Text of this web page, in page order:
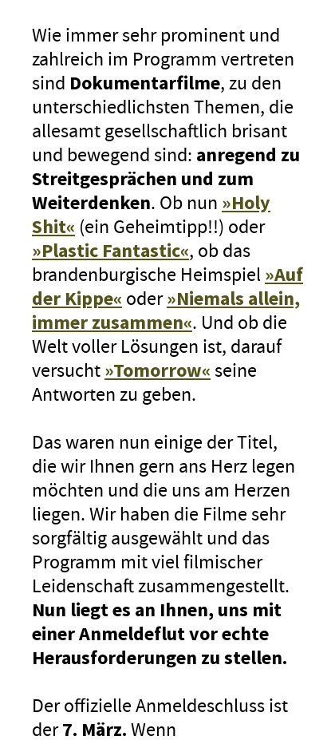
Wie immer sehr prominent und
zahlreich im Programm vertreten
sind Dokumentarfilme, zu den
unterschiedlichsten Themen, die
allesamt gesellschaftlich brisant
und bewegend sind: anregend zu
Streitgesprächen und zum
Weiterdenken. Ob nun »Holy
Shit« (ein Geheimtipp!!) oder
»Plastic Fantastic«, ob das
brandenburgische Heimspiel»Auf
der Kippe« oder»Niemals allein,
immer zusammen«. Und ob die
Welt voller Lösungen ist, darauf
versucht»Tomorrow« seine
Antworten zu geben.
Das waren nun einige der Titel,
die wir Ihnen gern ans Herz legen
möchten und die uns am Herzen
liegen. Wir haben die Filme sehr
sorgfältig ausgewählt und das
Programm mit viel filmischer
Leidenschaft zusammengestellt.
Nun liegt es an Ihnen, uns mit
einer Anmeldeflut vor echte
Herausforderungen zu stellen.
Der offizielle Anmeldeschluss ist
der7. März.Wenn